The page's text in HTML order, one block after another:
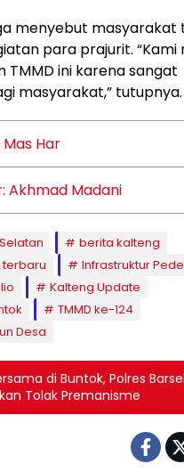
menyebut
para prajurit. “Kami
TMMD ini karena sangat
masyarakat,”
Har
Akhmad Madani
berita kalteng
Infrastruktur
Kalteng Update
TMMD ke-124
Desa
di Buntok, Polres Barsel
Tolak Premanisme